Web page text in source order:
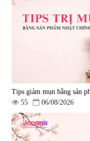
Tips giảm mụn bằng sản
55
06/08/2026